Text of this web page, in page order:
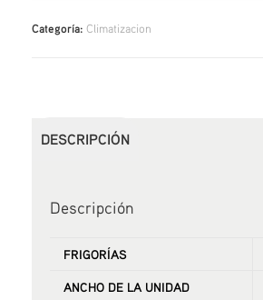
Categoría:Climatizacion
DESCRIPCIÓN
Descripción
FRIGORÍAS
ANCHO DE LA UNIDAD